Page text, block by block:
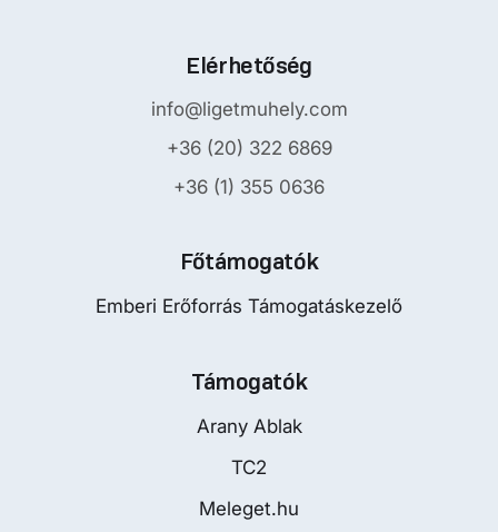
Elérhetőség
info@ligetmuhely.com
+36 (20) 322 6869
+36 (1) 355 0636
Főtámogatók
Emberi Erőforrás Támogatáskezelő
Támogatók
Arany Ablak
TC2
Meleget.hu